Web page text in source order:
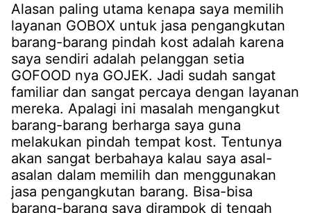
Alasan paling utama kenapa saya memilih
layanan GOBOX untuk jasa pengangkutan
barang-barang pindah kost adalah karena
saya sendiri adalah pelanggan setia
GOFOOD nya GOJEK. Jadi sudah sangat
familiar dan sangat percaya dengan layanan
mereka. Apalagi ini masalah mengangkut
barang-barang berharga saya guna
melakukan pindah tempat kost. Tentunya
akan sangat berbahaya kalau saya asal-
asalan dalam memilih dan menggunakan
jasa pengangkutan barang. Bisa-bisa
barang-barang saya dirampok di tengah